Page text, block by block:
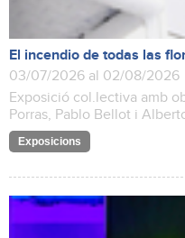
El incendio de todas las
03/07/2026 al 02/08/2026
Exposició col.lectiva amb
Porras, Pablo Bellot i
Exposicions